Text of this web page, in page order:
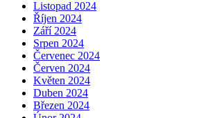
Listopad 2024
Říjen 2024
Září 2024
Srpen 2024
Červenec 2024
Červen 2024
Květen 2024
Duben 2024
Březen 2024